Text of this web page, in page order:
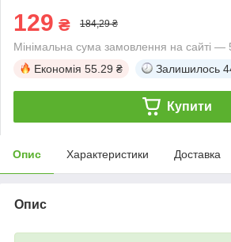
129 ₴ 184,29 ₴
Мінімальна сума замовлення на сайті —
Економія 55.29 ₴ Залишилось
Купити
Опис Характеристики Доставка
Опис